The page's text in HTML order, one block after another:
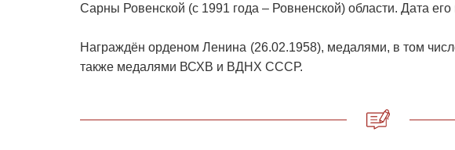
Сарны Ровенской (с 1991 года – Ровненской) области. Дата
Награждён орденом Ленина (26.02.1958), медалями, в том
также медалями ВСХВ и ВДНХ СССР.